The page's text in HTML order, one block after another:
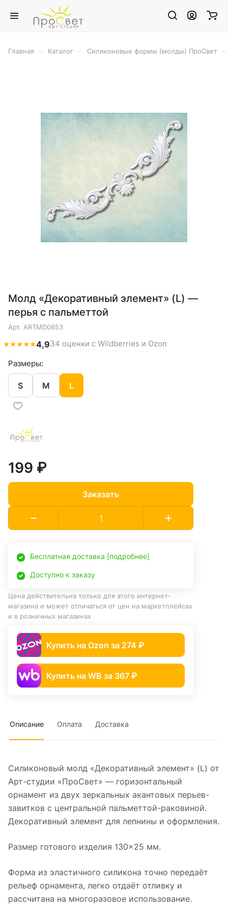
Главная Каталог Силиконовые формы (молды) ПроСвет
Молд «Декоративный элемент» (L) —
перья с пальметтой
Арт. ARTMD0853
★★★★★4,934 оценки с Wildberries и Ozon
Размеры:
S M L
199 ₽
Заказать
Бесплатная доставка [подробнее]
Доступно к заказу
Цена действительна только для этого интернет-
магазина и может отличаться от цен на маркетплейсах
и в розничных магазинах
Купить на Ozon за 274 ₽
Купить на WB за 367 ₽
Описание Оплата Доставка
Силиконовый молд «Декоративный элемент» (L) от
Арт-студии «ПроСвет» — горизонтальный
орнамент из двух зеркальных акантовых перьев-
завитков с центральной пальметтой-раковиной.
Декоративный элемент для лепнины и оформления.
Размер готового изделия 130×25 мм.
Форма из эластичного силикона точно передаёт
рельеф орнамента, легко отдаёт отливку и
рассчитана на многоразовое использование.